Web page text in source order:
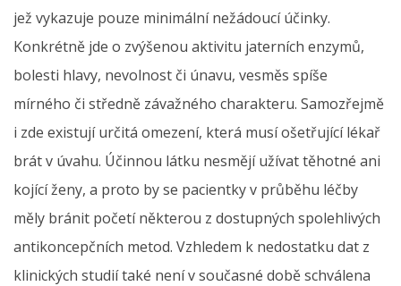
jež vykazuje pouze minimální nežádoucí účinky.
Konkrétně jde o zvýšenou aktivitu jaterních enzymů,
bolesti hlavy, nevolnost či únavu, vesměs spíše
mírného či středně závažného charakteru. Samozřejmě
i zde existují určitá omezení, která musí ošetřující lékař
brát v úvahu. Účinnou látku nesmějí užívat těhotné ani
kojící ženy, a proto by se pacientky v průběhu léčby
měly bránit početí některou z dostupných spolehlivých
antikoncepčních metod. Vzhledem k nedostatku dat z
klinických studií také není v současné době schválena